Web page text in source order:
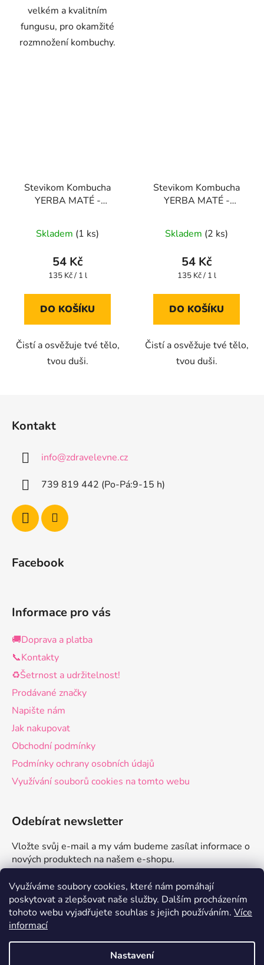
Využíváme soubory cookies, které nám pomáhají
poskytovat a zlepšovat naše služby. Dalším procházením
tohoto webu vyjadřujete souhlas s jejich používáním. Více
informací
Nastavení
velkém a kvalitním
fungusu, pro okamžité
rozmnožení kombuchy.
Stevikom Kombucha
YERBA MATÉ -
Skladem (1 ks)
54 Kč
Měrná
135 Kč / 1 l
DO KOŠÍKU
Čistí a osvěžuje tvé tělo,
tvou duši.
Stevikom Kombucha
YERBA MATÉ -
Skladem (2 ks)
54 Kč
Měrná
135 Kč / 1 l
DO KOŠÍKU
Čistí a osvěžuje tvé tělo,
tvou duši.
Kontakt
info@zdravelevne.cz
739 819 442 (Po-Pá:9-15 h)
Facebook
Informace pro vás
🚚Doprava a platba
📞Kontakty
♻️Šetrnost a udržitelnost!
Prodávané značky
Napište nám
Jak nakupovat
Obchodní podmínky
Podmínky ochrany osobních údajů
Využívání souborů cookies na tomto webu
Odebírat newsletter
Vložte svůj e-mail a my vám budeme zasílat informace o
nových produktech na našem e-shopu.
E-mail
PŘIHLÁSIT SE